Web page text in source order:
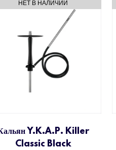
Y.K.A.P. Killer
Classic Black